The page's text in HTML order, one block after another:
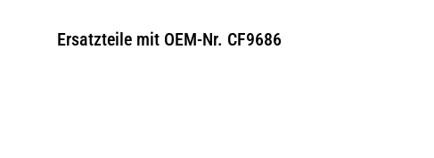
Ersatzteile mit OEM-Nr. CF9686